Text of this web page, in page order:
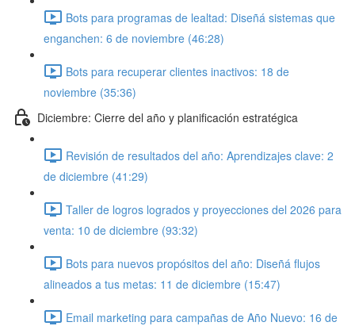
Bots para programas de lealtad: Diseñá sistemas que
enganchen: 6 de noviembre (46:28)
Bots para recuperar clientes inactivos: 18 de
noviembre (35:36)
Diciembre: Cierre del año y planificación estratégica
Revisión de resultados del año: Aprendizajes clave: 2
de diciembre (41:29)
Taller de logros logrados y proyecciones del 2026 para
venta: 10 de diciembre (93:32)
Bots para nuevos propósitos del año: Diseñá flujos
alineados a tus metas: 11 de diciembre (15:47)
Email marketing para campañas de Año Nuevo: 16 de